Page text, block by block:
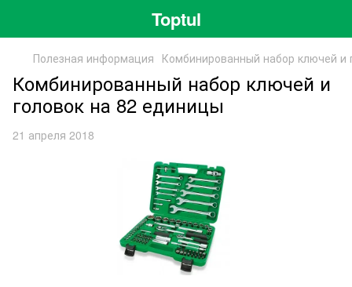
Toptul
Полезная информация Комбинированный набор ключей и
Комбинированный набор ключей и
головок на 82 единицы
21 апреля 2018